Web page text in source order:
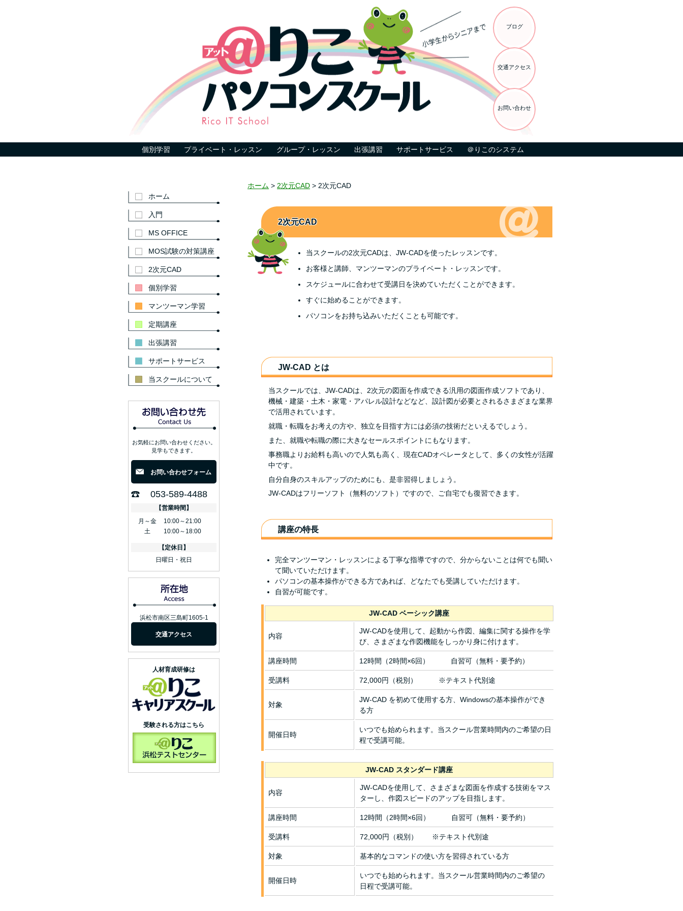
ブログ
交通アクセス
お問い合わせ
個別学習 プライベート・レッスン グループ・レッスン 出張講習 サポートサービス ＠りこのシステム
ホーム
入門
MS OFFICE
MOS試験の対策講座
2次元CAD
個別学習
マンツーマン学習
定期講座
出張講習
サポートサービス
当スクールについて
お気軽にお問い合わせください。
見学もできます。
お問い合わせフォーム
053-589-4488
【営業時間】
月～金
10:00～21:00
土
10:00～18:00
【定休日】
日曜日・祝日
浜松市南区三島町1605-1
交通アクセス
人材育成研修は
受験される方はこちら
ホーム > 2次元CAD > 2次元CAD
2次元CAD
当スクールの2次元CADは、JW-CADを使ったレッスンです。
お客様と講師、マンツーマンのプライベート・レッスンです。
スケジュールに合わせて受講日を決めていただくことができます。
すぐに始めることができます。
パソコンをお持ち込みいただくことも可能です。
JW-CAD とは
当スクールでは、JW-CADは、2次元の図面を作成できる汎用の図面作成ソフトであり、
機械・建築・土木・家電・アパレル設計などなど、設計図が必要とされるさまざまな業界
で活用されています。
就職・転職をお考えの方や、独立を目指す方には必須の技術だといえるでしょう。
また、就職や転職の際に大きなセールスポイントにもなります。
事務職よりお給料も高いので人気も高く、現在CADオペレータとして、多くの女性が活躍
中です。
自分自身のスキルアップのためにも、是非習得しましょう。
JW-CADはフリーソフト（無料のソフト）ですので、ご自宅でも復習できます。
講座の特長
完全マンツーマン・レッスンによる丁寧な指導ですので、分からないことは何でも聞い
て聞いていただけます。
パソコンの基本操作ができる方であれば、どなたでも受講していただけます。
自習が可能です。
JW-CAD ベーシック講座
内容
JW-CADを使用して、起動から作図、編集に関する操作を学
び、さまざまな作図機能をしっかり身に付けます。
講座時間 12時間（2時間×6回） 自習可（無料・要予約）
受講料 72,000円（税別） ※テキスト代別途
対象
JW-CAD を初めて使用する方、Windowsの基本操作ができ
る方
開催日時
いつでも始められます。当スクール営業時間内のご希望の日
程で受講可能。
JW-CAD スタンダード講座
内容
JW-CADを使用して、さまざまな図面を作成する技術をマス
ターし、作図スピードのアップを目指します。
講座時間 12時間（2時間×6回） 自習可（無料・要予約）
受講料 72,000円（税別） ※テキスト代別途
対象 基本的なコマンドの使い方を習得されている方
開催日時
いつでも始められます。当スクール営業時間内のご希望の
日程で受講可能。